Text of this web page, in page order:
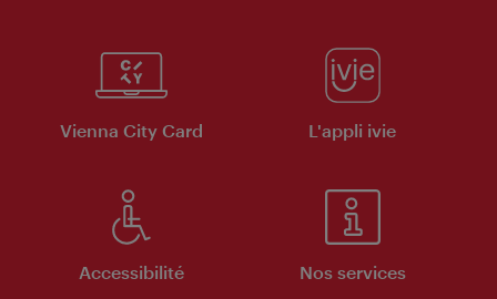
Vienna City Card L'appli ivie
Accessibilité Nos services